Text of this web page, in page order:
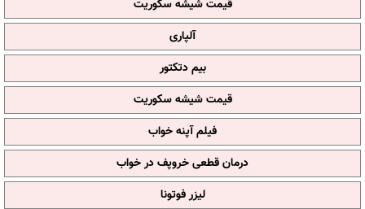
قیمت شیشه سکوریت
آلپاری
بیم دتکتور
قیمت شیشه سکوریت
فیلم آپنه خواب
درمان قطعی خروپف در خواب
لیزر فوتونا